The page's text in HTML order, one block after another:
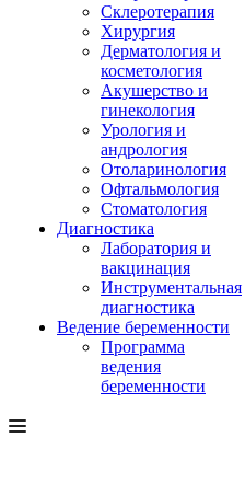
Склеротерапия
Хирургия
Дерматология и
косметология
Акушерство и
гинекология
Урология и
андрология
Отоларинология
Офтальмология
Стоматология
Диагностика
Лаборатория и
вакцинация
Инструментальная
диагностика
Ведение беременности
Программа
ведения
беременности